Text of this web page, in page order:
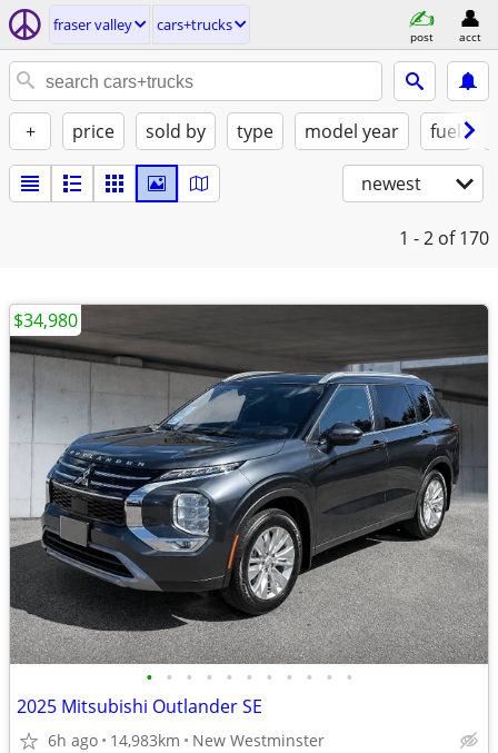
fraser valley cars+trucks
post acct
+ price sold by type model year fuel
newest
1 - 2 of 170
• • • • • • • • • • •
2025 Mitsubishi Outlander SE
6h ago 14,983km New Westminster
$34,980